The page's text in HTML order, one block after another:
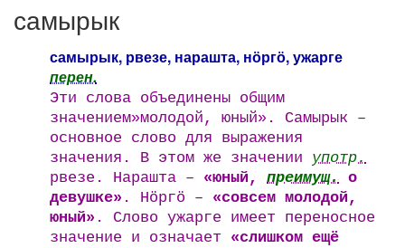
самырык
самырык, рвезе, нарашта, нӧргӧ, ужарге
перен.
Эти слова объединены общим
значением»молодой, юный». Самырык –
основное слово для выражения
значения. В этом же значении употр.
рвезе. Нарашта – «юный, преимущ. о
девушке» . Нӧргӧ – «совсем молодой,
юный» . Слово ужарге имеет переносное
значение и означает «слишком ещё